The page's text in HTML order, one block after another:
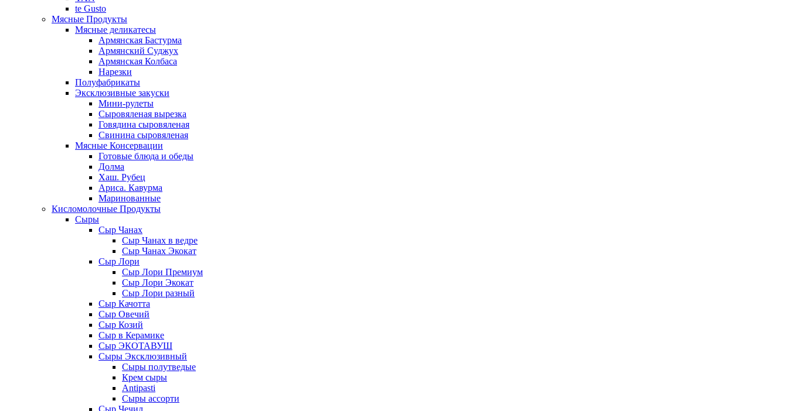
te Gusto
Мясные Продукты
Мясные деликатесы
Армянская Бастурма
Армянский Суджух
Армянская Колбаса
Нарезки
Полуфабрикаты
Эксклюзивные закуски
Мини-рулеты
Сыровяленая вырезка
Говядина сыровяленая
Свинина сыровяленая
Мясные Консервации
Готовые блюда и обеды
Долма
Хаш. Рубец
Ариса. Кавурма
Маринованные
Кисломолочные Продукты
Сыры
Сыр Чанах
Сыр Чанах в ведре
Сыр Чанах Экокат
Сыр Лори
Сыр Лори Премиум
Сыр Лори Экокат
Сыр Лори разный
Сыр Качотта
Сыр Овечий
Сыр Козий
Сыр в Керамике
Сыр ЭКОТАВУШ
Сыры Эксклюзивный
Сыры полутведые
Крем сыры
Antipasti
Сыры ассорти
Сыр Чечил